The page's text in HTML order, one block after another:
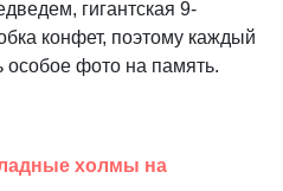
гигантская 9-
конфет, поэтому каждый
особое фото на память.
холмы на